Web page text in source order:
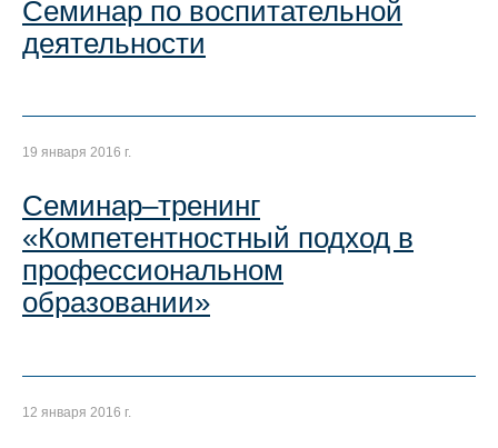
Семинар по воспитательной
деятельности
19 января 2016 г.
Семинар–тренинг
«Компетентностный подход в
профессиональном
образовании»
12 января 2016 г.